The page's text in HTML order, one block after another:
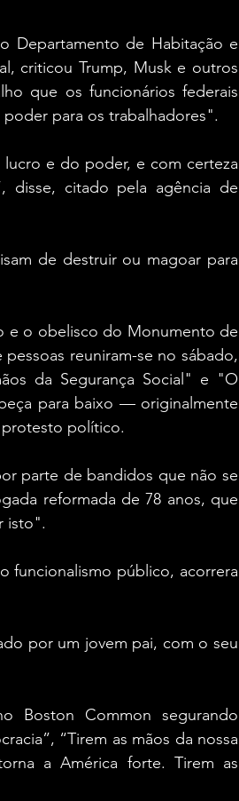
Departamento de Habitação e
criticou Trump, Musk e outros
que os funcionários federais
para os trabalhadores".
lucro e do poder, e com certeza
disse, citado pela agência de
de destruir ou magoar para
e o obelisco do Monumento de
reuniram-se no sábado,
da Segurança Social" e "O
para baixo — originalmente
político.
parte de bandidos que não se
reformada de 78 anos, que
isto".
funcionalismo público, acorrera
por um jovem pai, com o seu
Boston Common segurando
“Tirem as mãos da nossa
a América forte. Tirem as